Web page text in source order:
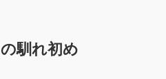
馴れ初め